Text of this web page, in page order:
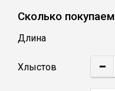
Сколько покупаем
Длина
Хлыстов −